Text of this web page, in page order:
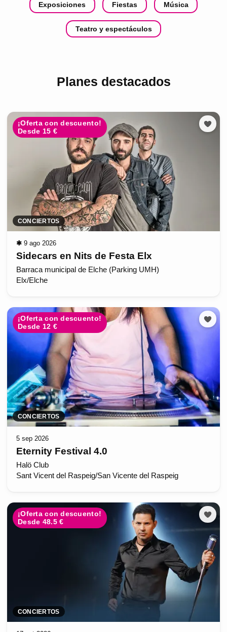
Exposiciones Fiestas Música
Teatro y espectáculos
Planes destacados
¡Oferta con descuento!
Desde 15 €
CONCIERTOS
✱ 9 ago 2026
Sidecars en Nits de Festa Elx
Barraca municipal de Elche (Parking UMH)
Elx/Elche
¡Oferta con descuento!
Desde 12 €
CONCIERTOS
5 sep 2026
Eternity Festival 4.0
Halö Club
Sant Vicent del Raspeig/San Vicente del Raspeig
¡Oferta con descuento!
Desde 48.5 €
CONCIERTOS